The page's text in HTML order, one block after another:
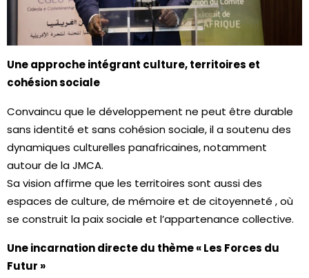
Une approche intégrant culture, territoires et
cohésion sociale
Convaincu que le développement ne peut être durable
sans identité et sans cohésion sociale, il a soutenu des
dynamiques culturelles panafricaines, notamment
autour de la JMCA.
Sa vision affirme que les territoires sont aussi des
espaces de culture, de mémoire et de citoyenneté , où
se construit la paix sociale et l’appartenance collective.
Une incarnation directe du thème « Les Forces du
Futur »